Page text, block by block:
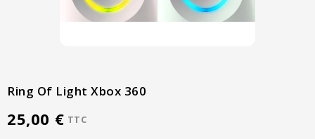
Ring Of Light Xbox 360
25,00 € TTC